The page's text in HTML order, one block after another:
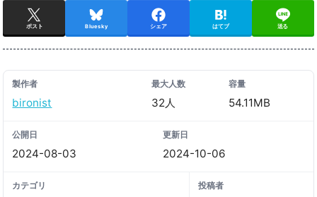
ポスト Bluesky シェア はてブ 送る
製作者
bironist
最大人数
32人
容量
54.11MB
公開日
2024-08-03
更新日
2024-10-06
カテゴリ 投稿者